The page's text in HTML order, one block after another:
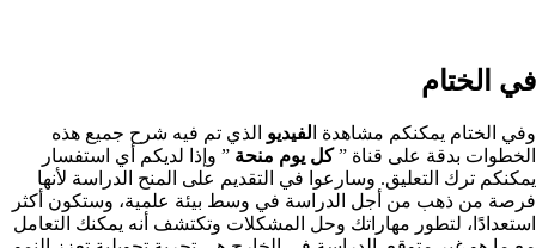
في الختام
وفي الختام يمكنكم مشاهدة ا لفيديو الذي تم فيه شرح جميع هذه
الخطوات بدقة على قناة ”كل يوم منحة ” وإذا لديكم أي استفسار
يمكنكم ترك التعليق. وسارعوا في التقديم على المنح الدراسة لأنها
فرصة من ذهب من أجل الدراسة في وسط بيئة علمية، وستكون أكثر
استعدادًا، لتطور مهاراتك وحل المشكلات وتكتشف أنه يمكنك التعامل